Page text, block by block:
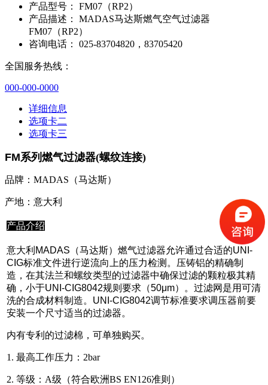
产品型号：
FM07（RP2）
产品描述：
MADAS马达斯燃气空气过滤器
FM07（RP2）
咨询电话：
025-83704820，83705420
全国服务热线：
000-000-0000
详细信息
选项卡二
选项卡三
FM系列燃气过滤器(螺纹连接)
品牌：MADAS（马达斯）
产地：意大利
产品介绍
意大利MADAS（马达斯）燃气过滤器允许通过合适的UNI-
CIG标准文件进行逆流向上的压力检测。压铸铝的精确制
造，在其法兰和螺纹类型的过滤器中确保过滤的颗粒极其精
确，小于UNI-CIG8042规则要求（50μm）。过滤网是用可清
洗的合成材料制造。UNI-CIG8042调节标准要求调压器前要
安装一个尺寸适当的过滤器。
内有专利的过滤棉，可单独购买。
1. 最高工作压力：2bar
2. 等级：A级（符合欧洲BS EN126准则）